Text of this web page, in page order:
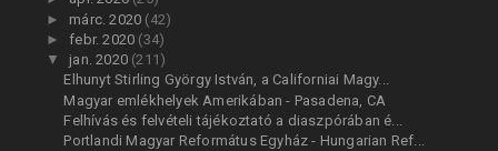
► márc. 2020 (42)
►febr. 2020 (34)
▼ jan. 2020 (211)
Elhunyt Stirling György István, a Californiai Magy...
Magyar emlékhelyek Amerikában - Pasadena, CA
Felhívás és felvételi tájékoztató a diaszpórában é...
Portlandi Magyar Református Egyház - Hungarian Ref...